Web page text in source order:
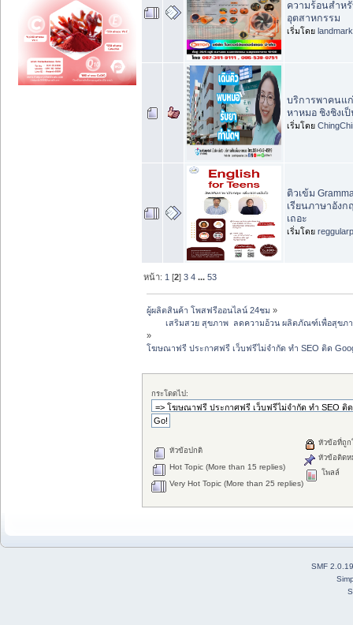
ความร้อนสำห
อุตสาหกรรม
เริ่มโดย
บริการพาคนแ
หาหมอ ชิงชิงเ
เริ่มโดย
ติวเข้ม
เรียนภาษาอัง
เถอะ
เริ่มโดย
หน้า: 1 [2]3 4 ...53
ผู้ผลิตสินค้า โพสฟรีออนไลน์ 24ชม »
เสริมสวย สุขภาพ  ลดความอ้วน ผลิตภัณฑ์เพื่อสุขภ
»
โฆษณาฟรี ประกาศฟรี เว็บฟรีไม่จำกัด ทำ SEO ติด
กระโดดไป:
หัวข้อปกติ
Hot Topic (More than 15 replies)
Very Hot Topic (More than 25 replies)
หัวข้อที่ถู
หัวข้อติดห
โพลล์
SMF 2.0.19